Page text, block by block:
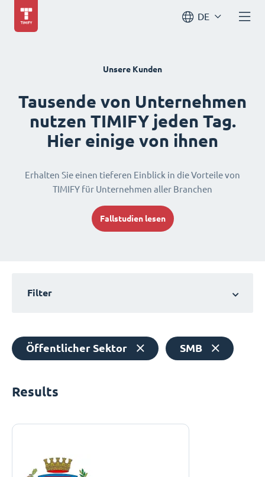
DE
Unsere Kunden
Tausende von Unternehmen
nutzen TIMIFY jeden Tag.
Hier einige von ihnen
Erhalten Sie einen tieferen Einblick in die Vorteile von
TIMIFY für Unternehmen aller Branchen
Fallstudien lesen
Filter
Öffentlicher Sektor SMB
Results